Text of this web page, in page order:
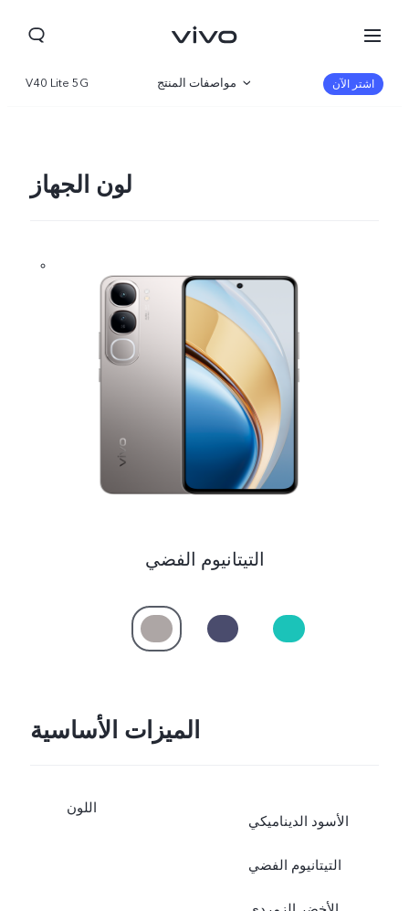
V40 Lite 5G مواصفات المنتج اشتر الآن
لون الجهاز
التيتانيوم الفضي
الميزات الأساسية
اللون
الأسود الديناميكي
التيتانيوم الفضي